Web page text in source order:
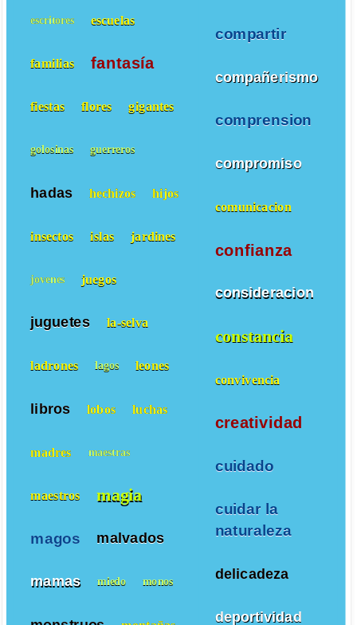
compartir
compañerismo
comprension
compromiso
comunicacion
confianza
consideracion
constancia
convivencia
creatividad
cuidado
cuidar la
naturaleza
delicadeza
deportividad
escritores escuelas
familias fantasía
fiestas flores gigantes
golosinas guerreros
hadas hechizos hijos
insectos islas jardines
jovenes juegos
juguetes la-selva
ladrones lagos leones
libros lobos luchas
madres maestras
maestros magia
magos malvados
mamas miedo monos